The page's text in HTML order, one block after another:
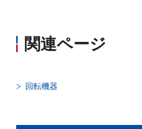
関連ページ
回転機器